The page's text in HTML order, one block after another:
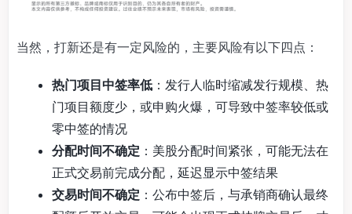
当然，打新还是有一定风险的，主要风险有以下四点：
热门项目中签率低 ：发行人临时缩减发行规模、热
门项目额度少，或申购火爆，可导致中签率较低或
零中签的情况
分配时间不确定 ：美股分配时间紧张，可能无法在
正式交易前完成分配，延迟显示中签结果
交易时间不确定 ：公布中签后，与承销商确认最终